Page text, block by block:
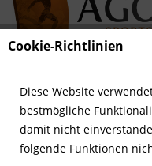
Menü
Übersicht
Cookie-Richtlinien
Diese Website
bestmögliche
damit nicht
folgende Funktionen